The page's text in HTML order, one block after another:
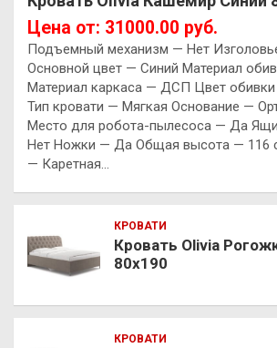
Цена от: 31000.00 руб.
Подъемный механизм — Нет
Основной цвет — Синий Материал
Материал каркаса — ДСП Цвет
Тип кровати — Мягкая Основание —
Место для робота-пылесоса — Да
Нет Ножки — Да Общая высота — 116
— Каретная…
КРОВАТИ
Кровать Olivia
80х190
КРОВАТИ